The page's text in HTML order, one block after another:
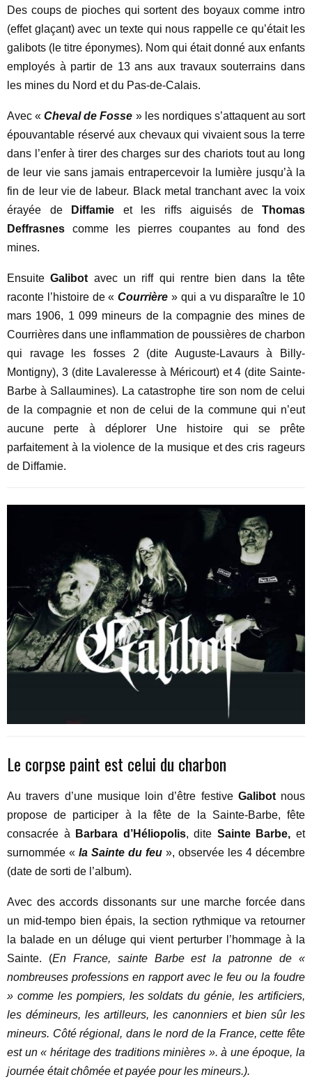
Des coups de pioches qui sortent des boyaux comme intro
(effet glaçant) avec un texte qui nous rappelle ce qu’était les
galibots (le titre éponymes). Nom qui était donné aux enfants
employés à partir de 13 ans aux travaux souterrains dans
les mines du Nord et du Pas-de-Calais.
Avec «Cheval de Fosse » les nordiques s’attaquent au sort
épouvantable réservé aux chevaux qui vivaient sous la terre
dans l’enfer à tirer des charges sur des chariots tout au long
de leur vie sans jamais entrapercevoir la lumière jusqu’à la
fin de leur vie de labeur. Black metal tranchant avec la voix
érayée de
Diffamie et les riffs aiguisés de Thomas
Deffrasnes comme les pierres coupantes au fond des
mines.
EnsuiteGalibot avec un riff qui rentre bien dans la tête
raconte l’histoire de «Courrière » qui a vu disparaître le 10
mars 1906, 1 099 mineurs de la compagnie des mines de
Courrières dans une inflammation de poussières de charbon
qui ravage les fosses 2 (dite Auguste-Lavaurs à Billy-
Montigny), 3 (dite Lavaleresse à Méricourt) et 4 (dite Sainte-
Barbe à Sallaumines). La catastrophe tire son nom de celui
de la compagnie et non de celui de la commune qui n’eut
aucune perte à déplorer Une histoire qui se prête
parfaitement à la violence de la musique et des cris rageurs
de Diffamie.
Le corpse paint est celui du charbon
Au travers d’une musique loin d’être festive Galibotnous
propose de participer à la fête de la Sainte-Barbe, fête
consacrée à
Barbara d’Héliopolis, dite Sainte Barbe, et
surnommée « la Sainte du feu », observée les 4 décembre
(date de sorti de l’album).
Avec des accords dissonants sur une marche forcée dans
un mid-tempo bien épais, la section rythmique va retourner
la balade en un déluge qui vient perturber l’hommage à la
Sainte. (En France, sainte Barbe est la patronne de «
nombreuses professions en rapport avec le feu ou la foudre
» comme les pompiers, les soldats du génie, les artificiers,
les démineurs, les artilleurs, les canonniers et bien sûr les
mineurs. Côté régional, dans le nord de la France, cette fête
est un « héritage des traditions minières ». à une époque, la
journée était chômée et payée pour les mineurs.).